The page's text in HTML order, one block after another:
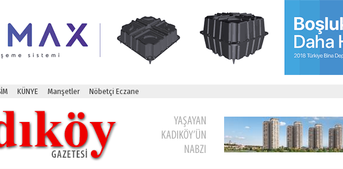
KÜNYE Manşetler Nöbetçi Eczane